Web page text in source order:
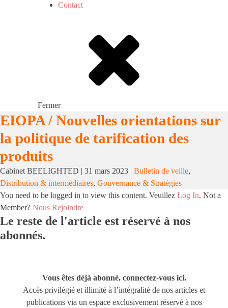
Contact
Fermer
EIOPA / Nouvelles orientations sur
la politique de tarification des
produits
Cabinet BEELIGHTED | 31 mars 2023 | Bulletin de veille,
Distribution & intermédiaires, Gouvernance & Stratégies
You need to be logged in to view this content. Veuillez Log In. Not a
Member? Nous Rejoindre
Le reste de l'article est réservé à nos
abonnés.
Vous êtes déjà abonné, connectez-vous ici.
Accès privilégié et illimité à l’intégralité de nos articles et
publications via un espace exclusivement réservé à nos